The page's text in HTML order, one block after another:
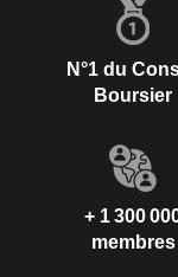
N°1 du
Boursier
+ 1 300
membres